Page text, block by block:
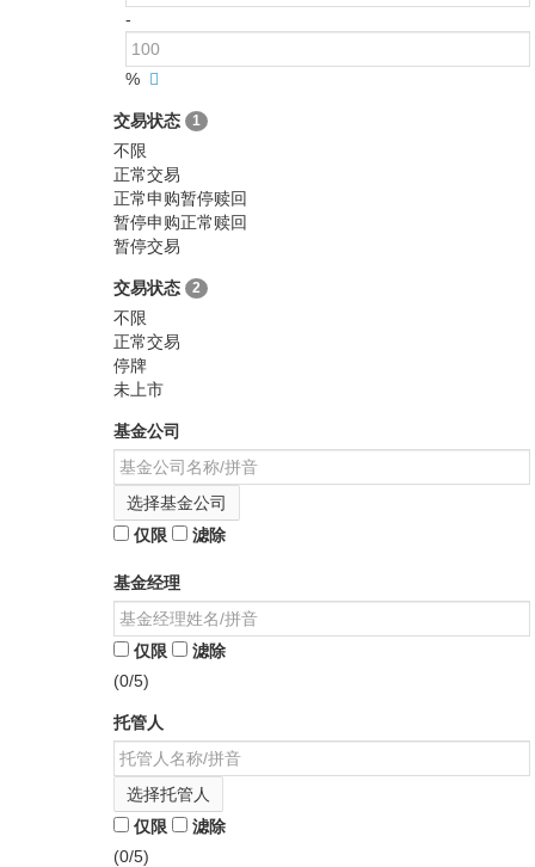
-
%
交易状态 1
不限
正常交易
正常申购暂停赎回
暂停申购正常赎回
暂停交易
交易状态 2
不限
正常交易
停牌
未上市
基金公司
选择基金公司
仅限
滤除
基金经理
仅限
滤除
(0/5)
托管人
选择托管人
仅限
滤除
(0/5)